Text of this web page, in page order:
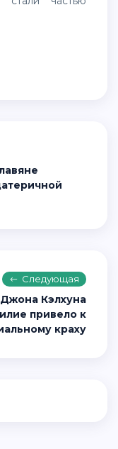
Следующая
Кэлхуна
привело к
краху